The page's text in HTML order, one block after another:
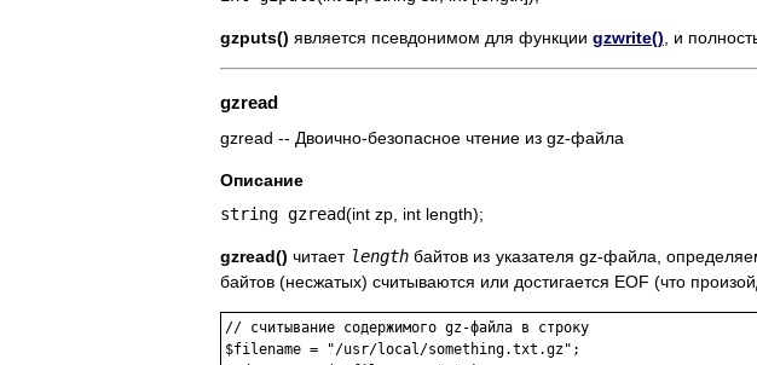
gzputs() является псевдонимом для функции gzwrite() , и
gzread
gzread -- Двоично-безопасное чтение из gz-файла
Описание
string gzread(int zp, int length);
gzread() читает lengthбайтов из указателя gz-файла,
байтов (несжатых) считываются или достигается EOF (что
// считывание содержимого gz-файла в строку
$filename = "/usr/local/something.txt.gz";